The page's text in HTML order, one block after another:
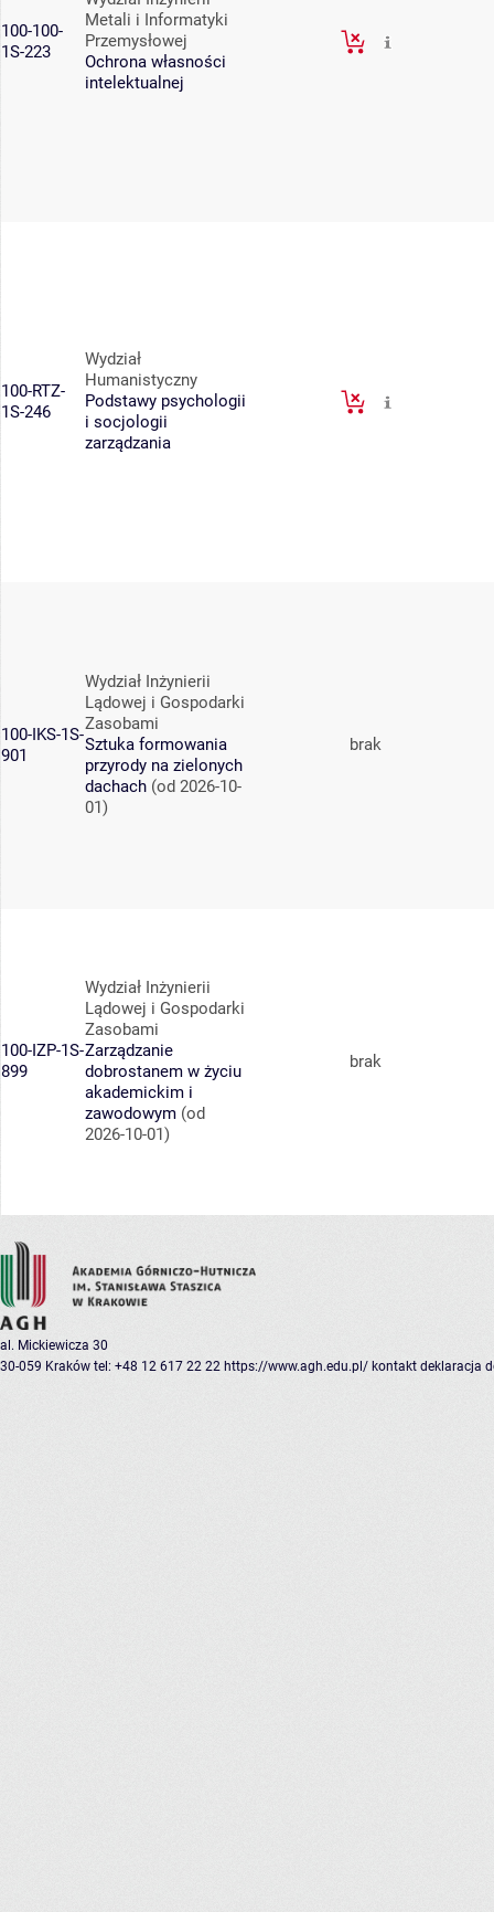
100-100-
1S-223
Metali i Informatyki
Przemysłowej
Ochrona własności
intelektualnej
100-RTZ-
1S-246
Wydział
Humanistyczny
Podstawy psychologii
i socjologii
zarządzania
100-IKS-1S-
901
Wydział Inżynierii
Lądowej i Gospodarki
Zasobami
Sztuka formowania
przyrody na zielonych
dachach (od 2026-10-
01)
brak
100-IZP-1S-
899
Wydział Inżynierii
Lądowej i Gospodarki
Zasobami
Zarządzanie
dobrostanem w życiu
akademickim i
zawodowym (od
2026-10-01)
brak
al. Mickiewicza 30
30-059 Kraków tel: +48 12 617 22 22 https://www.agh.edu.pl/ kontakt deklaracja